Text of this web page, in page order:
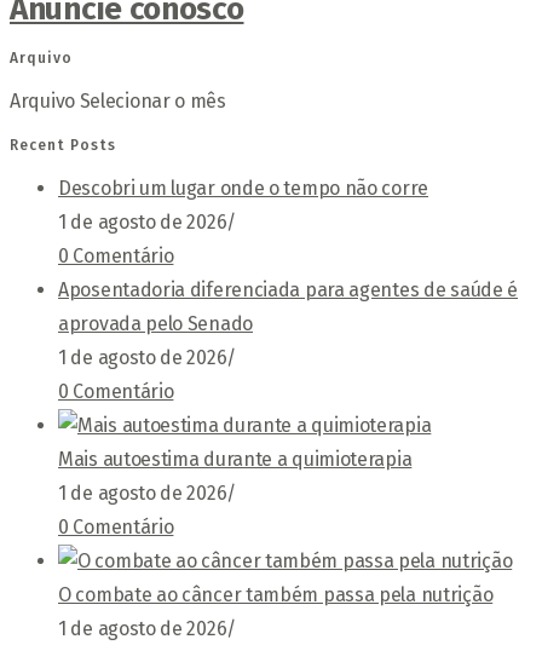
Anuncie conosco
Arquivo
Arquivo Selecionar o mês
Recent Posts
Descobri um lugar onde o tempo não corre
1 de agosto de 2026/
0 Comentário
Aposentadoria diferenciada para agentes de saúde é
aprovada pelo Senado
1 de agosto de 2026/
0 Comentário
Mais autoestima durante a quimioterapia
1 de agosto de 2026/
0 Comentário
O combate ao câncer também passa pela nutrição
1 de agosto de 2026/